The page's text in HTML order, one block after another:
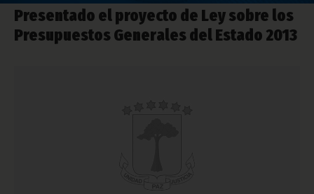
Presentado el proyecto de Ley sobre los
Presupuestos Generales del Estado 2013